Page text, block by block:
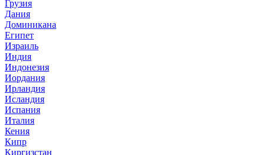
Грузия
Дания
Доминикана
Египет
Израиль
Индия
Индонезия
Иордания
Ирландия
Исландия
Испания
Италия
Кения
Кипр
Киргизстан